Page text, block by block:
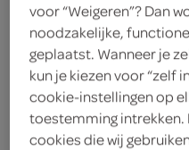
verwerkt in de
espresso­capsules met
pittige, rijke
smaak: pittig & rijk
voor “Weigeren”? Dan
noodzakelijke,
geplaatst. Wanneer je
kun je kiezen voor “zelf
cookie-instellingen op
toestemming
cookies die wij